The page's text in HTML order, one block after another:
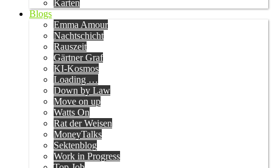
Karten
Blogs
Emma Amour
Nachtschicht
Rauszeit
Gärtner Graf
KI-Kosmos
Loading …
Down by Law
Move on up
Watts On
Rat der Weisen
MoneyTalks
Sektenblog
Work in Progress